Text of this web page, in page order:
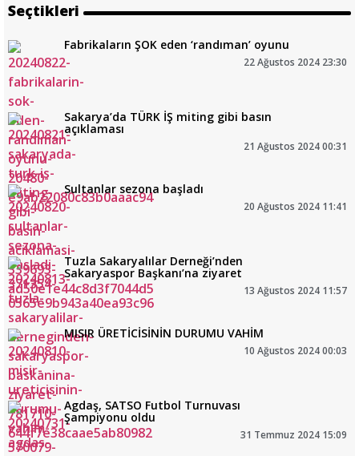
Seçtikleri
Fabrikaların ŞOK eden ‘randıman’ oyunu
22 Ağustos 2024 23:30
Sakarya’da TÜRK İŞ miting gibi basın
açıklaması
21 Ağustos 2024 00:31
Sultanlar sezona başladı
20 Ağustos 2024 11:41
Tuzla Sakaryalılar Derneği’nden
Sakaryaspor Başkanı’na ziyaret
13 Ağustos 2024 11:57
MISIR ÜRETİCİSİNİN DURUMU VAHİM
10 Ağustos 2024 00:03
Agdaş, SATSO Futbol Turnuvası
Şampiyonu oldu
31 Temmuz 2024 15:09